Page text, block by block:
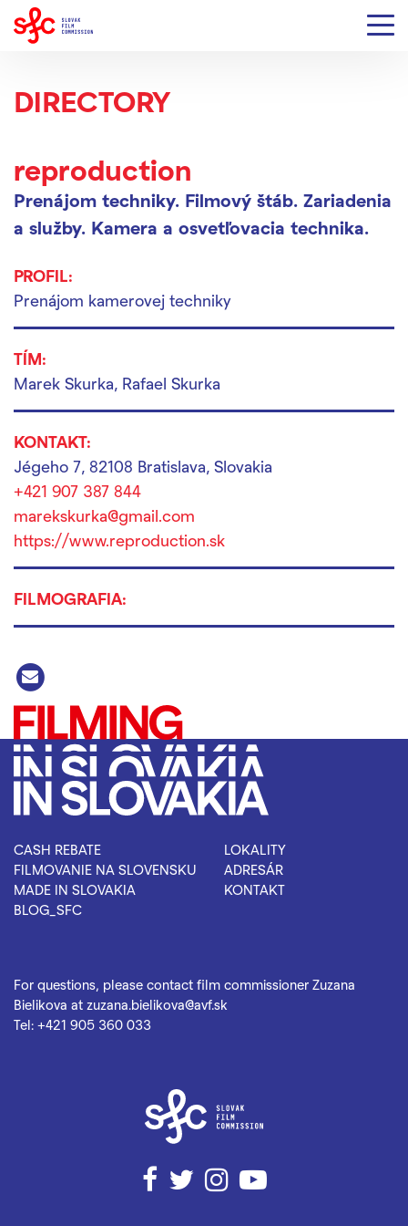
DIRECTORY
reproduction
Prenájom techniky. Filmový štáb. Zariadenia
a služby. Kamera a osvetľovacia technika.
PROFIL:
Prenájom kamerovej techniky
TÍM:
Marek Skurka, Rafael Skurka
KONTAKT:
Jégeho 7, 82108 Bratislava, Slovakia
+421 907 387 844
marekskurka@gmail.com
https://www.reproduction.sk
FILMOGRAFIA:
CASH REBATE
FILMOVANIE NA SLOVENSKU
MADE IN SLOVAKIA
BLOG_SFC
LOKALITY
ADRESÁR
KONTAKT
For questions, please contact film commissioner Zuzana
Bielikova at zuzana.bielikova@avf.sk
Tel: +421 905 360 033
Facebook
TwitterInstagramYouTube